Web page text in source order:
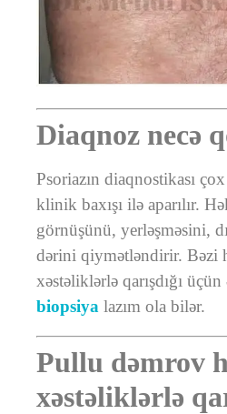
Diaqnoz necə
Psoriazın diaqnostikası
klinik baxışı ilə aparılır.
görnüşünü, yerləşməsini,
dərini qiymətləndirir. Bəzi
xəstəliklərlə qarışdığı
biopsiya lazım ola bilər.
Pullu dəmrov
xəstəliklərlə